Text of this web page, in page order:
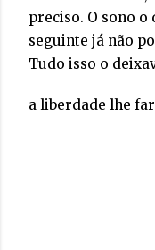
preciso. O sono o
seguinte já não
Tudo isso o
a liberdade lhe